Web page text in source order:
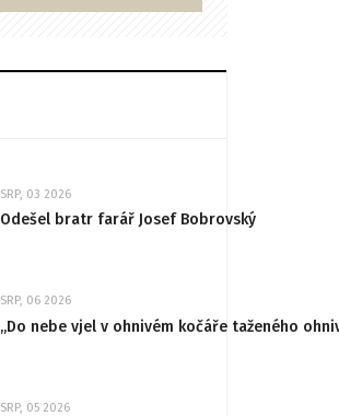
SRP, 03 2026
Odešel bratr farář Josef Bobrovský
SRP, 06 2026
„Do nebe vjel v ohnivém kočáře taženého
SRP, 05 2026